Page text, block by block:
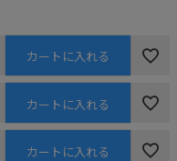
カートに入れる
カートに入れる
カートに入れる